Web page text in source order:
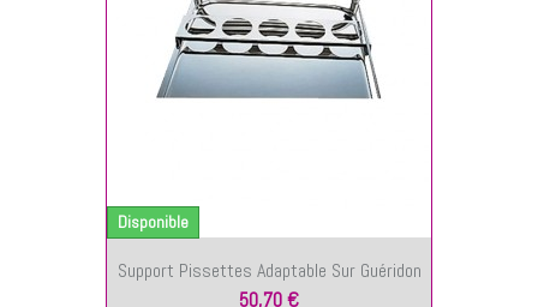
Support Pissettes Adaptable Sur Guéridon
50,70 €
Disponible